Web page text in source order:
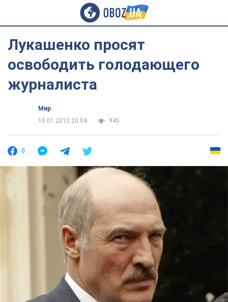
Лукашенко просят
освободить голодающего
журналиста
Мир
10.01.2012 20:04
945
0